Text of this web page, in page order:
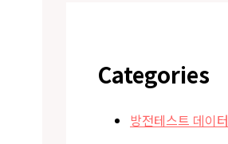
Categories
방전테스트 데이터